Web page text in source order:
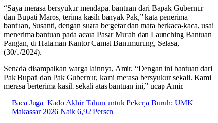
“Saya merasa bersyukur mendapat bantuan dari Bapak Gubernur
dan Bupati Maros, terima kasih banyak Pak,” kata penerima
bantuan, Susanti, dengan suara bergetar dan mata berkaca-kaca, usai
menerima bantuan pada acara Pasar Murah dan Launching Bantuan
Pangan, di Halaman Kantor Camat Bantimurung, Selasa,
(30/1/2024).
Senada disampaikan warga lainnya, Amir. “Dengan ini bantuan dari
Pak Bupati dan Pak Gubernur, kami merasa bersyukur sekali. Kami
merasa berterima kasih sekali atas bantuan ini,” ucap Amir.
Baca Juga Kado Akhir Tahun untuk Pekerja Buruh: UMK
Makassar 2026 Naik 6,92 Persen